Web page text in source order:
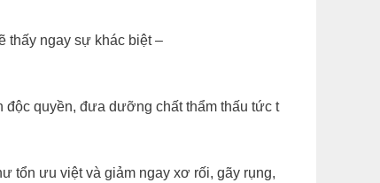
thấy ngay sự khác biệt –
quyền, đưa dưỡng chất thẩm thấu tức t
tổn ưu việt và giảm ngay xơ rối, gãy rụng,